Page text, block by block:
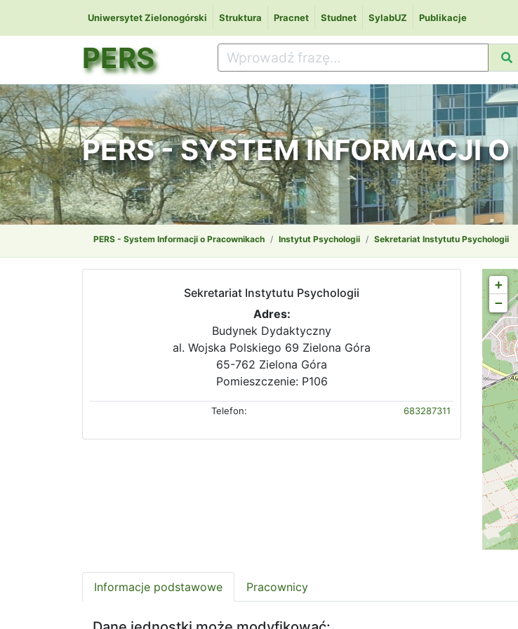
Uniwersytet Zielonogórski Struktura Pracnet Studnet SylabUZ Publikacje
PERS
PERS - SYSTEM INFORMACJI
PERS - System Informacji o Pracownikach Instytut Psychologii Sekretariat Instytutu Psychologii
Sekretariat Instytutu Psychologii
Adres:
Budynek Dydaktyczny
al. Wojska Polskiego 69 Zielona Góra
65-762 Zielona Góra
Pomieszczenie: P106
Telefon: 683287311
+
−
Informacje podstawowe Pracownicy